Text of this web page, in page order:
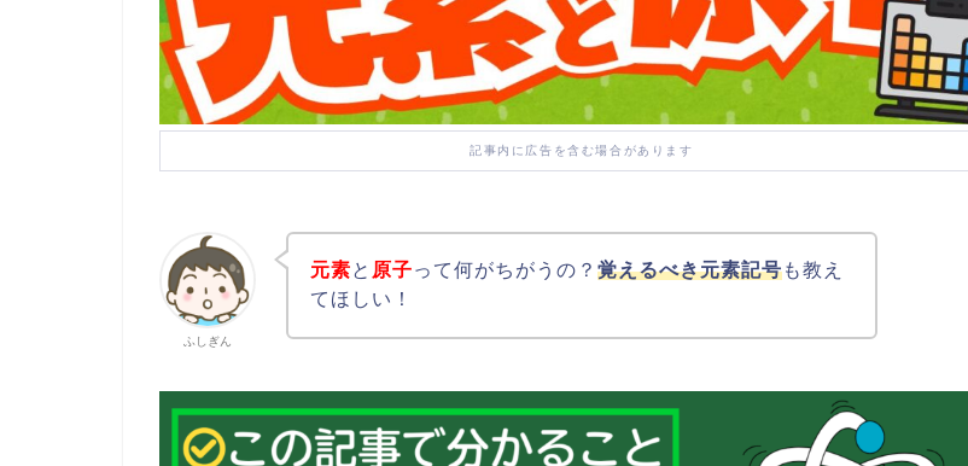
記事内に広告を含む場合があります
ふしぎん
元素と 原子って何がちがうの？覚えるべき元素記号も教え
てほしい！